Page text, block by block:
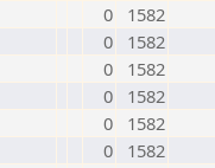
0
1582
0
1582
0
1582
0
1582
0
1582
0
1582